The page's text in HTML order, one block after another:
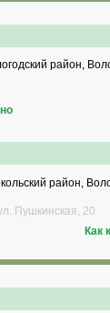
район,
район,
Пушкинская, 20
Как